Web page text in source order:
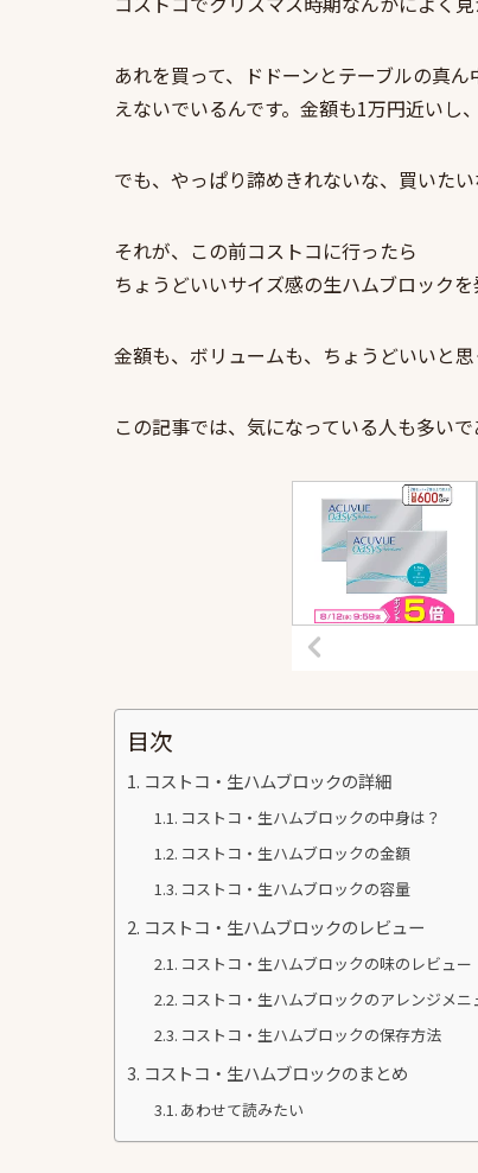
あれを買って、ドドーンとテーブルの真
えないでいるんです。金額も1万円近いし
でも、やっぱり諦めきれないな、買いた
それが、この前コストコに行ったら
ちょうどいいサイズ感の生ハムブロックを
金額も、ボリュームも、ちょうどいいと
この記事では、気になっている人も多い
目次
コストコ・生ハムブロックの詳細
コストコ・生ハムブロックの中身は？
コストコ・生ハムブロックの金額
コストコ・生ハムブロックの容量
コストコ・生ハムブロックのレビュー
コストコ・生ハムブロックの味のレビュー
コストコ・生ハムブロックのアレンジメニ
コストコ・生ハムブロックの保存方法
コストコ・生ハムブロックのまとめ
あわせて読みたい